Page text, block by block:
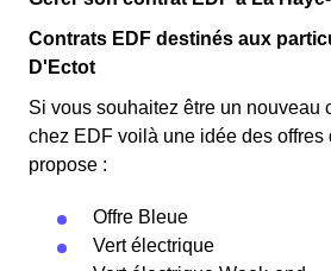
Contrats EDF destinés aux
D'Ectot
Si vous souhaitez être un nouveau
chez EDF voilà une idée des offres
propose :
Offre Bleue
Vert électrique